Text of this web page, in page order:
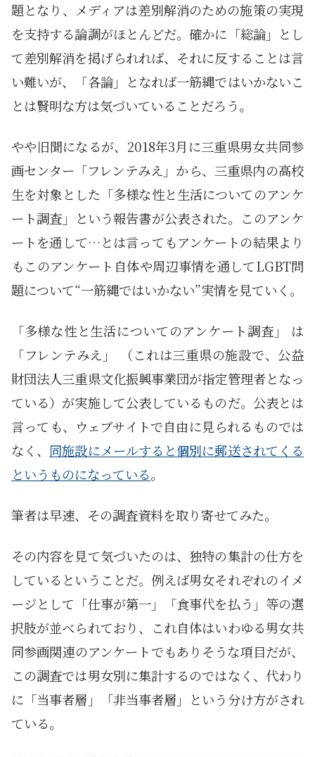
題となり、メディアは差別解消のための施策の実現
を支持する論調がほとんどだ。確かに「総論」とし
て差別解消を掲げられれば、それに反することは言
い難いが、「各論」となれば一筋縄ではいかないこ
とは賢明な方は気づいていることだろう。
やや旧聞になるが、2018年3月に三重県男女共同参
画センター「フレンテみえ」から、三重県内の高校
生を対象とした「多様な性と生活についてのアンケ
ート調査」という報告書が公表された。このアンケ
ートを通して…とは言ってもアンケートの結果より
もこのアンケート自体や周辺事情を通してLGBT問
題について“一筋縄ではいかない”実情を見ていく。
「多様な性と生活についてのアンケート調査」 は
「フレンテみえ」 （これは三重県の施設で、公益
財団法人三重県文化振興事業団が指定管理者となっ
ている）が実施して公表しているものだ。公表とは
言っても、ウェブサイトで自由に見られるものでは
なく、 同施設にメールすると個別に郵送されてくる
というものになっている。
筆者は早速、その調査資料を取り寄せてみた。
その内容を見て気づいたのは、独特の集計の仕方を
しているということだ。例えば男女それぞれのイメ
ージとして「仕事が第一」「食事代を払う」等の選
択肢が並べられており、これ自体はいわゆる男女共
同参画関連のアンケートでもありそうな項目だが、
この調査では男女別に集計するのではなく、代わり
に「当事者層」「非当事者層」という分け方がされ
ている。